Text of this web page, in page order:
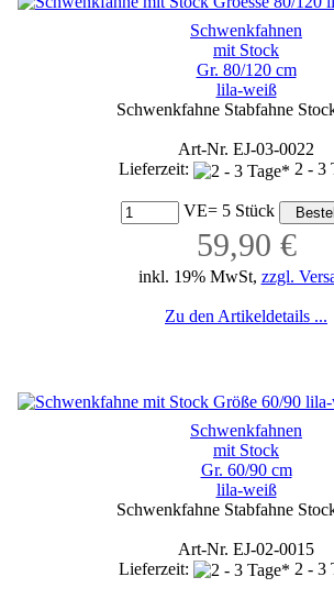
Schwenkfahnen
mit Stock
Gr. 80/120 cm
lila-weiß
Schwenkfahne Stabfahne
Art-Nr. EJ-03-0022
Lieferzeit:
2 - 3
VE= 5 Stück
59,90 €
inkl. 19% MwSt, zzgl.
Zu den Artikeldetails ...
Schwenkfahnen
mit Stock
Gr. 60/90 cm
lila-weiß
Schwenkfahne Stabfahne
Art-Nr. EJ-02-0015
Lieferzeit:
2 - 3